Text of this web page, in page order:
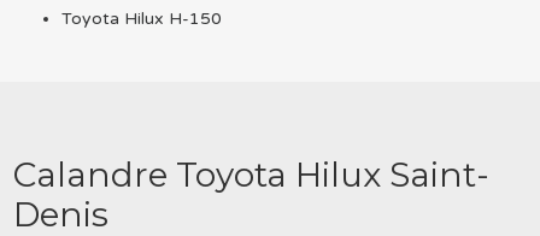
Toyota Hilux H-150
Calandre Toyota Hilux Saint-
Denis